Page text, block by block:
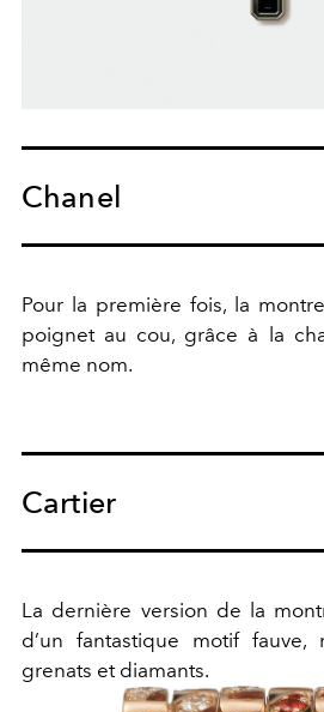
Chanel
Pour la première fois, la
poignet au cou, grâce à la
même nom.
Cartier
La dernière version de la
d’un fantastique motif fauve,
grenats et diamants.